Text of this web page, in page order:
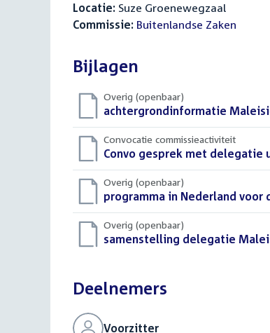
Locatie: Suze Groenewegzaal
Commissie: Buitenlandse Zaken
Bijlagen
Overig (openbaar)
Download
bestand:
achtergrondinformatie
Convocatie commissieactiviteit
Download
bestand:
Convo gesprek met
Overig (openbaar)
Download
bestand:
programma in Nederland
Overig (openbaar)
Download
samenstelling delegatie
Deelnemers
Voorzitter